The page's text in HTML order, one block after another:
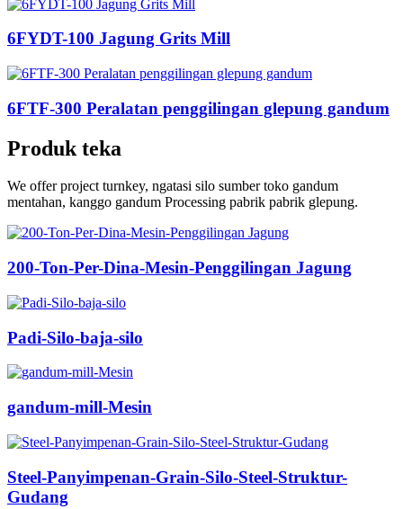
6FYDT-100 Jagung Grits Mill
6FTF-300 Peralatan penggilingan glepung gandum
Produk teka
We offer project turnkey, ngatasi silo sumber toko gandum
mentahan, kanggo gandum Processing pabrik pabrik glepung.
200-Ton-Per-Dina-Mesin-Penggilingan Jagung
Padi-Silo-baja-silo
gandum-mill-Mesin
Steel-Panyimpenan-Grain-Silo-Steel-Struktur-
Gudang